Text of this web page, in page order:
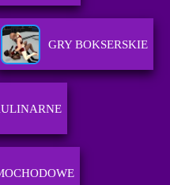
GRY BOKSERSKIE